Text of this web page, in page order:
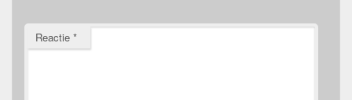
Reactie *